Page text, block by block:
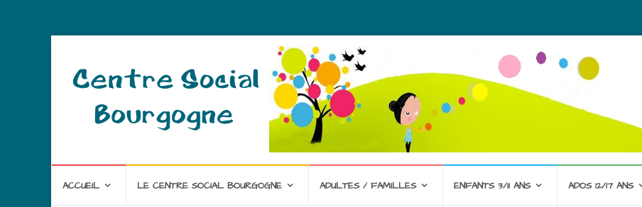
ACCUEIL LE CENTRE SOCIAL BOURGOGNE ADULTES / FAMILLES ENFANTS 3/11 ANS ADOS 12/17 ANS